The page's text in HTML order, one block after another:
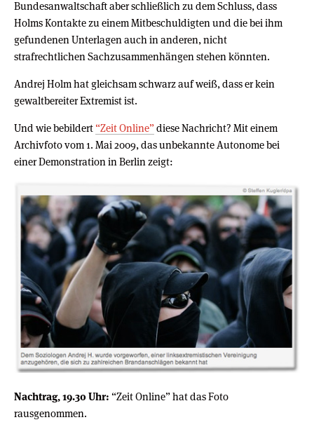
Bundesanwaltschaft aber schließlich zu dem Schluss, dass
Holms Kontakte zu einem Mitbeschuldigten und die bei ihm
gefundenen Unterlagen auch in anderen, nicht
strafrechtlichen Sachzusammenhängen stehen könnten.
Andrej Holm hat gleichsam schwarz auf weiß, dass er kein
gewaltbereiter Extremist ist.
Und wie bebildert “Zeit Online”diese Nachricht? Mit einem
Archivfoto vom 1. Mai 2009, das unbekannte Autonome bei
einer Demonstration in Berlin zeigt:
Nachtrag, 19.30 Uhr: “Zeit Online” hat das Foto
rausgenommen.